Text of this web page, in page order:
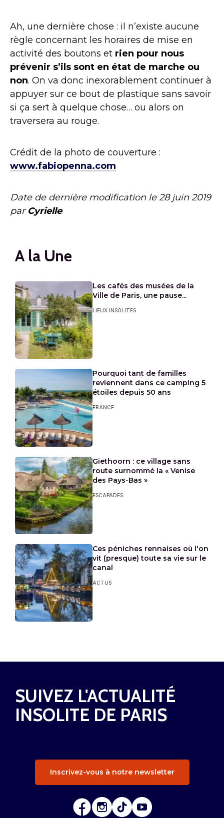
Ah, une dernière chose : il n’existe aucune
règle concernant les horaires de mise en
activité des boutons et rien pour nous
prévenir s’ils sont en état de marche ou
non. On va donc inexorablement continuer à
appuyer sur ce bout de plastique sans savoir
si ça sert à quelque chose… ou alors on
traversera au rouge.
Crédit de la photo de couverture :
www.fabiopenna.com
Date de dernière modification le28 juin 2019
par Cyrielle
A la Une
Les cafés des musées de la
Ville de Paris, une pause...
LIEUX INSOLITES
Pourquoi tant de familles
reviennent dans ce camping 5
étoiles depuis 50 ans
FRANCE
Giethoorn : ce village sans
route surnommé la « Venise
des Pays-Bas »
ESCAPADES
Ces péniches rennaises où l'on
vit (presque) toute sa vie sur le
canal
ACTUS
SUIVEZ L'ACTUALITÉ
INSOLITE DE PARIS
Inscrivez-vous à notre newsletter